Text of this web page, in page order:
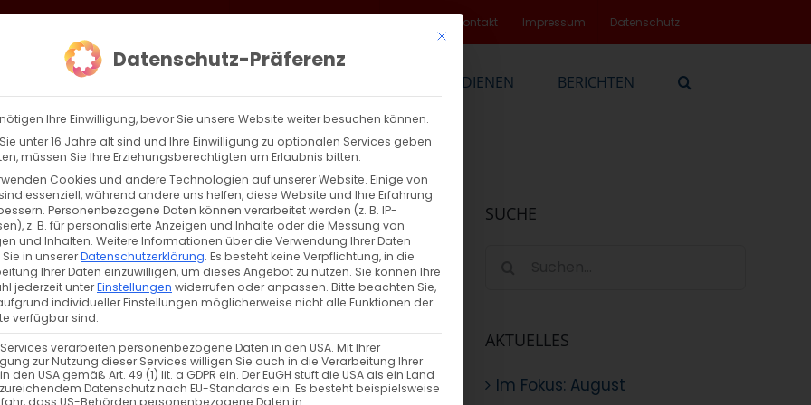
Kontakt Impressum Datenschutz
DIENEN BERICHTEN
Zurück Vor
SUCHE
AKTUELLES
Im Fokus: August
Mit diesem Button wird der Dialog geschlossen. Seine
Datenschutz-Präferenz
Ihre Einwilligung, bevor Sie unsere Website weiter besuchen können.
unter 16 Jahre alt sind und Ihre Einwilligung zu optionalen Services geben
müssen Sie Ihre Erziehungsberechtigten um Erlaubnis bitten.
Cookies und andere Technologien auf unserer Website. Einige von
essenziell, während andere uns helfen, diese Website und Ihre Erfahrung
Personenbezogene Daten können verarbeitet werden (z. B. IP-
z. B. für personalisierte Anzeigen und Inhalte oder die Messung von
und Inhalten. Weitere Informationen über die Verwendung Ihrer Daten
in unsererDatenschutzerklärung. Es besteht keine Verpflichtung, in die
Ihrer Daten einzuwilligen, um dieses Angebot zu nutzen. Sie können Ihre
jederzeit unterEinstellungen widerrufen oder anpassen. Bitte beachten Sie,
individueller Einstellungen möglicherweise nicht alle Funktionen der
verfügbar sind.
verarbeiten personenbezogene Daten in den USA. Mit Ihrer
zur Nutzung dieser Services willigen Sie auch in die Verarbeitung Ihrer
den USA gemäß Art. 49 (1) lit. a GDPR ein. Der EuGH stuft die USA als ein Land
Datenschutz nach EU-Standards ein. Es besteht beispielsweise
dass US-Behörden personenbezogene Daten in